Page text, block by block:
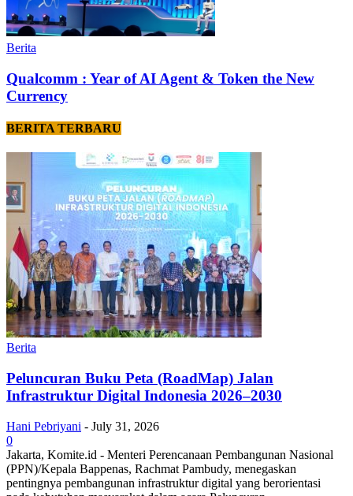
Berita
Qualcomm : Year of AI Agent & Token the New
Currency
BERITA TERBARU
Berita
Peluncuran Buku Peta (RoadMap) Jalan
Infrastruktur Digital Indonesia 2026–2030
Hani Pebriyani - July 31, 2026
0
Jakarta, Komite.id - Menteri Perencanaan Pembangunan Nasional
(PPN)/Kepala Bappenas, Rachmat Pambudy, menegaskan
pentingnya pembangunan infrastruktur digital yang berorientasi